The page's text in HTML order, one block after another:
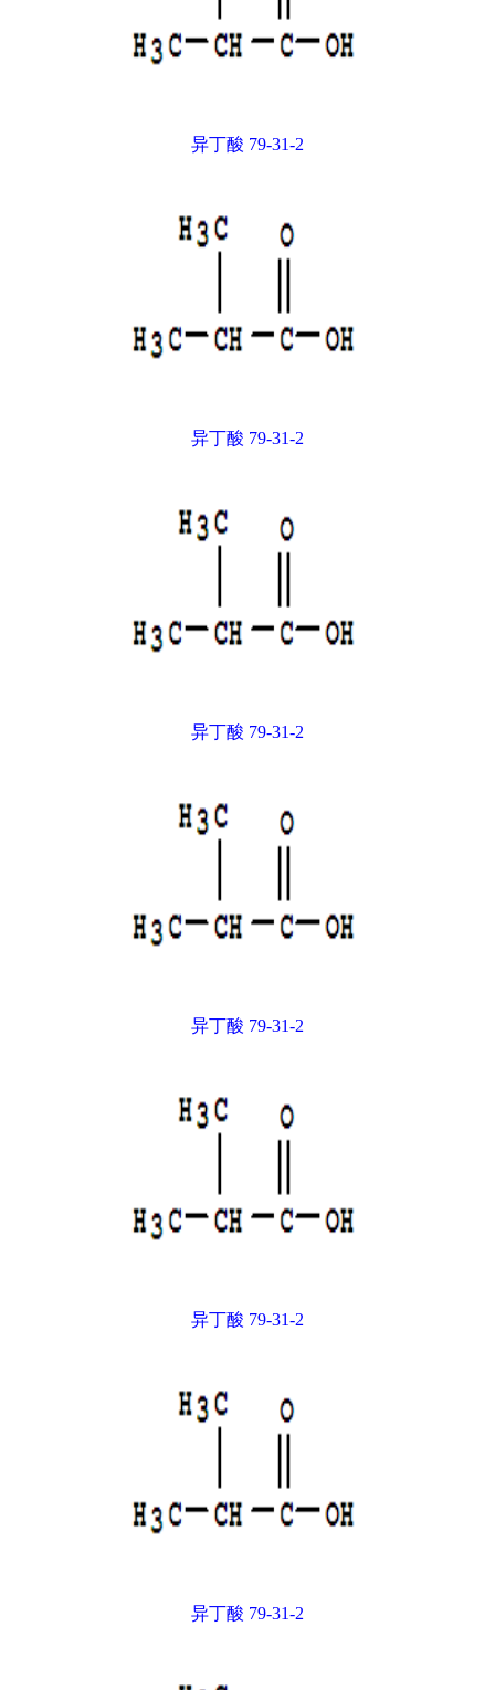
异丁酸 79-31-2
异丁酸 79-31-2
异丁酸 79-31-2
异丁酸 79-31-2
异丁酸 79-31-2
异丁酸 79-31-2